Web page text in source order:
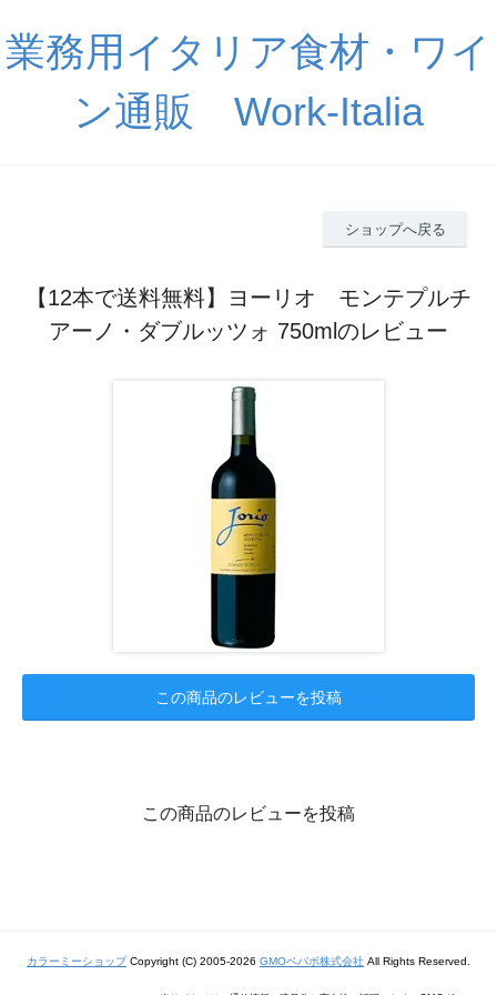
業務用イタリア食材・ワイ
ン通販 Work-Italia
ショップへ戻る
【12本で送料無料】ヨーリオ モンテプルチ
アーノ・ダブルッツォ 750mlのレビュー
この商品のレビューを投稿
この商品のレビューを投稿
カラーミーショップCopyright (C) 2005-2026 GMOペパボ株式会社 All Rights Reserved.